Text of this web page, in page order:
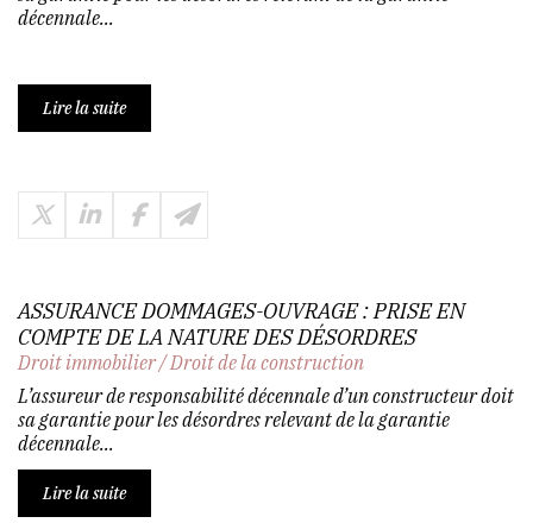
décennale...
Lire la suite
ASSURANCE DOMMAGES-OUVRAGE : PRISE EN
COMPTE DE LA NATURE DES DÉSORDRES
Droit immobilier/Droit de la construction
L’assureur de responsabilité décennale d’un constructeur doit
sa garantie pour les désordres relevant de la garantie
décennale...
Lire la suite